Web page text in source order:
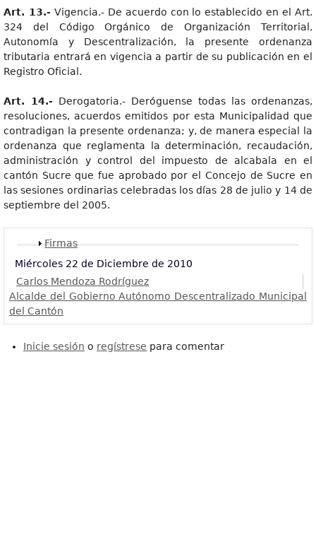
Art. 13.- Vigencia.- De acuerdo con lo establecido en el Art.
324 del Código Orgánico de Organización Territorial,
Autonomía y Descentralización, la presente ordenanza
tributaria entrará en vigencia a partir de su publicación en el
Registro Oficial.
Art. 14.- Derogatoria.- Deróguense todas las ordenanzas,
resoluciones, acuerdos emitidos por esta Municipalidad que
contradigan la presente ordenanza; y, de manera especial la
ordenanza que reglamenta la determinación, recaudación,
administración y control del impuesto de alcabala en el
cantón Sucre que fue aprobado por el Concejo de Sucre en
las sesiones ordinarias celebradas los días 28 de julio y 14 de
septiembre del 2005.
Mostrar
Firmas
Miércoles 22 de Diciembre de 2010
Carlos Mendoza Rodríguez
Alcalde del Gobierno Autónomo Descentralizado Municipal
del Cantón
Inicie sesión o regístrese para comentar